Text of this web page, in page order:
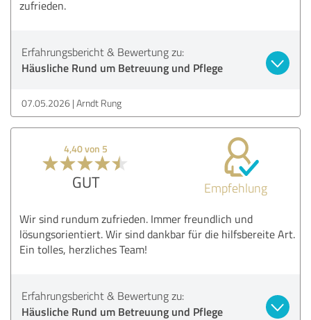
zufrieden.
Erfahrungsbericht & Bewertung zu:
Häusliche Rund um Betreuung und Pflege
07.05.2026 Arndt Rung
4,40 von 5
GUT Empfehlung
Wir sind rundum zufrieden. Immer freundlich und
lösungsorientiert. Wir sind dankbar für die hilfsbereite Art.
Ein tolles, herzliches Team!
Erfahrungsbericht & Bewertung zu:
Häusliche Rund um Betreuung und Pflege